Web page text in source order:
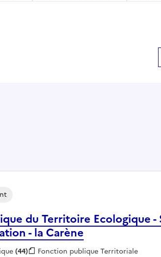
du Territoire Ecologique -
- la Carène
(44) Fonction publique :
Fonction publique Territoriale